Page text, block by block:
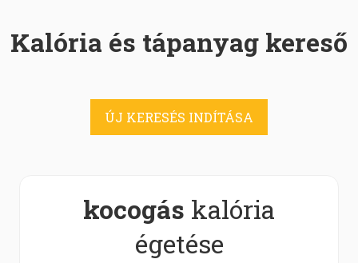
Kalória és tápanyag kereső
ÚJ KERESÉS INDÍTÁSA
kocogás kalória
égetése